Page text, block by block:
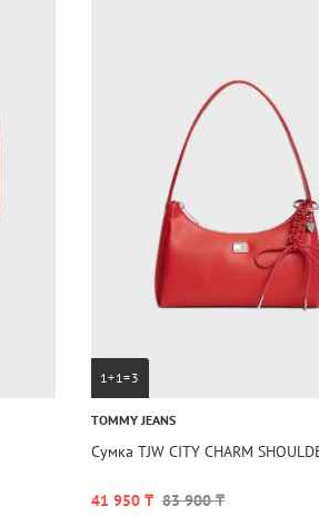
1+1=3
TOMMY JEANS
Сумка TJW CITY CHARM
41 950 ₸ 83 900 ₸